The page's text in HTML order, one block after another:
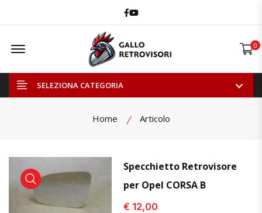
Facebook
Youtube
Offcanvas Menu Open 0
SELEZIONA CATEGORIA
Home Articolo
visualizza prodotto visualizza prodotto
Specchietto Retrovisore
per Opel CORSA B
€ 12,00